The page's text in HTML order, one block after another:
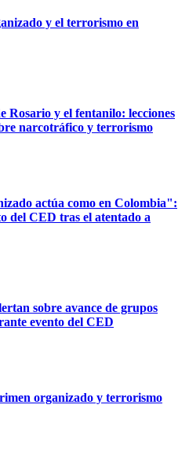
y el terrorismo en
Rosario y el fentanilo: lecciones
narcotráfico y terrorismo
actúa como en Colombia":
del CED tras el atentado a
sobre avance de grupos
evento del CED
organizado y terrorismo